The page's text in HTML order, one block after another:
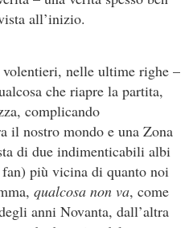
all’inizio.
nelle ultime righe –
che riapre la partita,
complicando
il nostro mondo e una Zona
di due indimenticabili albi
più vicina di quanto noi
qualcosa non va, come
anni Novanta, dall’altra